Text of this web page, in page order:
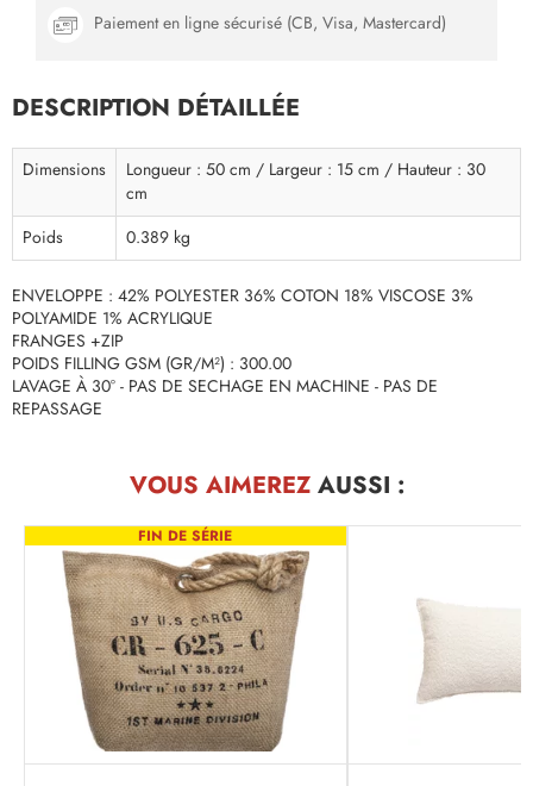
Paiement en ligne sécurisé (CB, Visa, Mastercard)
DESCRIPTION DÉTAILLÉE
Dimensions
Longueur : 50 cm / Largeur : 15 cm / Hauteur : 30
cm
Poids
0.389 kg
ENVELOPPE : 42% POLYESTER 36% COTON 18% VISCOSE 3%
POLYAMIDE 1% ACRYLIQUE
FRANGES +ZIP
POIDS FILLING GSM (GR/M²) : 300.00
LAVAGE À 30° - PAS DE SECHAGE EN MACHINE - PAS DE
REPASSAGE
VOUS AIMEREZAUSSI :
FIN DE SÉRIE